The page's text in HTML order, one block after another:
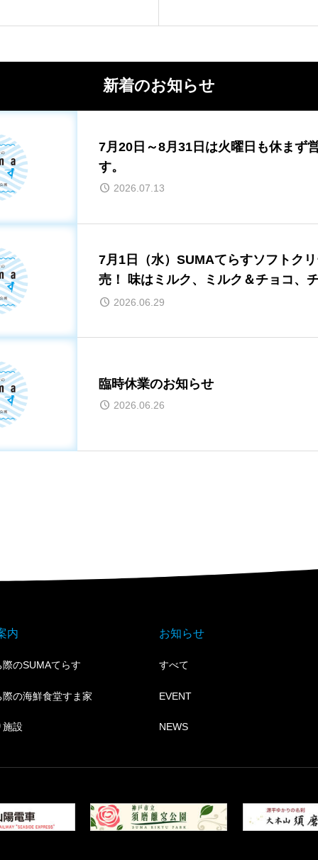
新着のお知らせ
7月20日～8月31日は火曜日も休まず
す。
2026.07.13
7月1日（水）SUMAてらすソフトク
売！ 味はミルク、ミルク＆チョコ、チョコの3種
類 2026.06.29
臨時休業のお知らせ
2026.06.26
内
のSUMAてらす
際の海鮮食堂すま家
施設
お知らせ
すべて
EVENT
NEWS